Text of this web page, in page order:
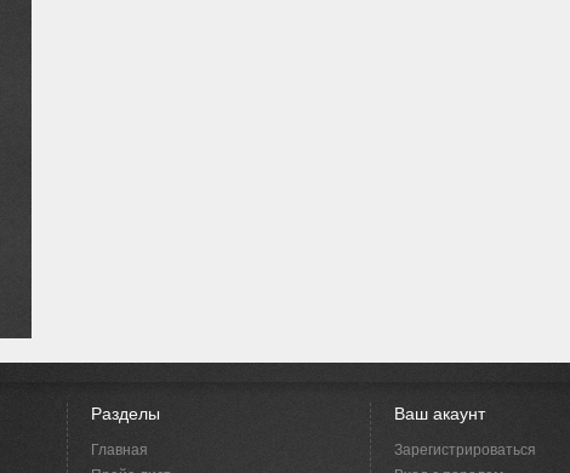
Разделы
Главная
Ваш акаунт
Зарегистрироваться